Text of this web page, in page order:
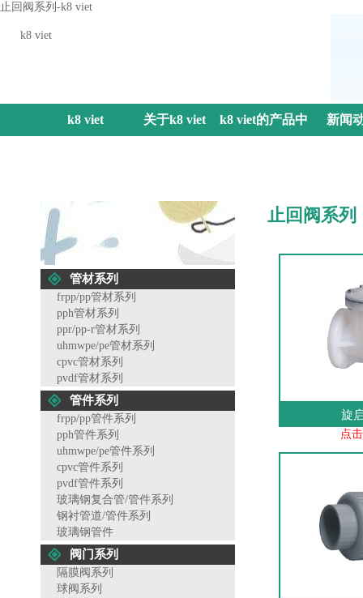
止回阀系列-k8 viet
k8 viet
k8 viet 关于k8 viet k8 viet的产品中 新闻
管材系列
frpp/pp管材系列
pph管材系列
ppr/pp-r管材系列
uhmwpe/pe管材系列
cpvc管材系列
pvdf管材系列
管件系列
frpp/pp管件系列
pph管件系列
uhmwpe/pe管件系列
cpvc管件系列
pvdf管件系列
玻璃钢复合管/管件系列
钢衬管道/管件系列
玻璃钢管件
阀门系列
隔膜阀系列
球阀系列
止回阀系列
旋
点